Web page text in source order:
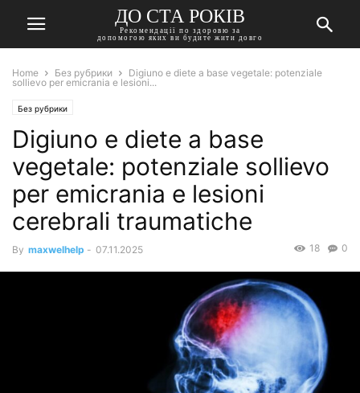
ДО СТА РОКІВ
Рекомендації по здоровю за
допомогою яких ви будите жити довго
Home Без рубрики
Digiuno e diete a base vegetale: potenziale
sollievo per emicrania e lesioni...
Без рубрики
Digiuno e diete a base
vegetale: potenziale sollievo
per emicrania e lesioni
cerebrali traumatiche
By maxwelhelp - 07.11.2025 0
18